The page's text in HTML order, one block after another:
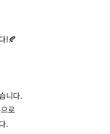
!🍂
니다.
로
.